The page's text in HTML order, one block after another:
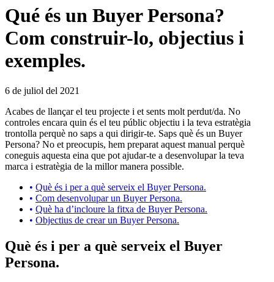
Qué és un Buyer Persona?
Com construir-lo, objectius i
exemples.
6 de juliol del 2021
Acabes de llançar el teu projecte i et sents molt perdut/da. No
controles encara quin és el teu públic objectiu i la teva estratègia
trontolla perquè no saps a qui dirigir-te. Saps què és un Buyer
Persona? No et preocupis, hem preparat aquest manual perquè
coneguis aquesta eina que pot ajudar-te a desenvolupar la teva
marca i estratègia de la millor manera possible.
Què és i per a què serveix el Buyer Persona.
Com desenvolupar un Buyer Persona.
Què ha d’incloure la fitxa de Buyer Persona.
Objectius de crear un Buyer Persona.
Què és i per a què serveix el Buyer
Persona.